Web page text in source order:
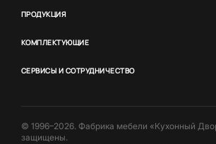
ПРОДУКЦИЯ
КОМПЛЕКТУЮЩИЕ
СЕРВИСЫ И СОТРУДНИЧЕСТВО
© 1996–2026. Фабрика мебели «Кухонный
защищены.